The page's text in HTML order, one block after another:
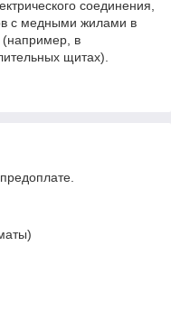
соединения,
с медными жилами в
в
щитах).